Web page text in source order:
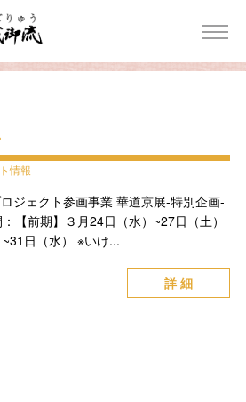
情報
ジェクト参画事業 華道京展-特別企画-
前期】３月24日（水）~27日（土）
~31日（水） ※いけ...
詳 細